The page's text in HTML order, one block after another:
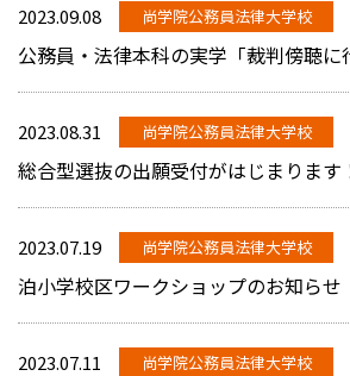
2023.09.08 尚学院公務員法律大学校
公務員・法律本科の実学「裁判傍聴に
2023.08.31 尚学院公務員法律大学校
総合型選抜の出願受付がはじまります
2023.07.19 尚学院公務員法律大学校
泊小学校区ワークショップのお知らせ
2023.07.11 尚学院公務員法律大学校